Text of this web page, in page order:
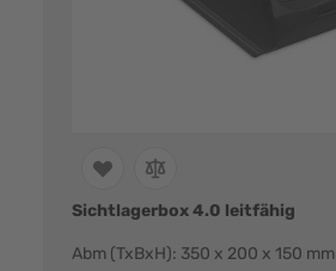
Sichtlagerbox 4.0 leitfähig
Abm (TxBxH): 350 x 200 x 150 mm